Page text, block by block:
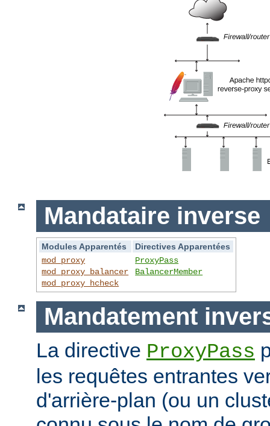
Mandataire inverse
Modules Apparentés
Directives Apparentées
mod_proxy
mod_proxy_balancer
mod_proxy_hcheck
ProxyPass
BalancerMember
Mandatement
La directive ProxyPass
les requêtes entrantes
d'arrière-plan (ou un